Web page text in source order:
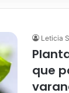
Leticia
que